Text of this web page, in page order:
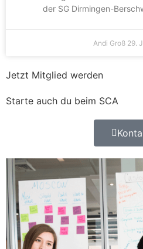
der SG Dirmingen-
Andi Groß 29.
Jetzt Mitglied werden
Starte auch du beim SCA